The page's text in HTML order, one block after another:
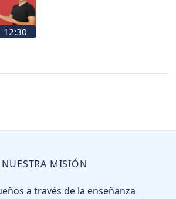
12:30
NUESTRA MISIÓN
a través de la enseñanza